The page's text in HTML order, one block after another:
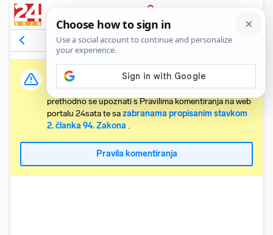
PRIJAVA
Komentari Relevantni
Važna obavijest:
Svaki korisnik koji želi komentirati članke obvezan je
prethodno se upoznati s Pravilima komentiranja na web
portalu 24sata te sazabranama propisanim stavkom
2. članka 94. Zakona .
Pravila komentiranja